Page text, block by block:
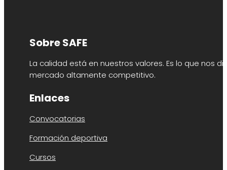
Sobre SAFE
La calidad está en nuestros valores. Es lo que nos
mercado altamente competitivo.
Enlaces
Convocatorias
Formación deportiva
Cursos